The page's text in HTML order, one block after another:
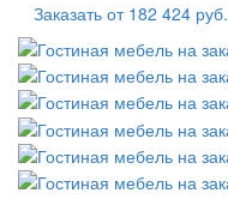
Заказать от 182 424 руб.